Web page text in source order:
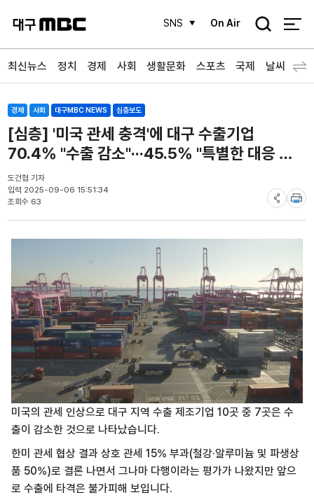
SNS On Air
검
최신뉴스 정치 경제 사회 생활문화 스포츠 국제 날씨
경제 사회 대구MBC NEWS 심층보도
[심층] '미국 관세 충격'에 대구 수출기업
70.4% "수출 감소"···45.5% "특별한 대응 전
략 없어"
도건협 기자
입력 2025-09-06 15:51:34
조회수 63
미국의 관세 인상으로 대구 지역 수출 제조기업 10곳 중 7곳은 수
출이 감소한 것으로 나타났습니다.
한미 관세 협상 결과 상호 관세 15% 부과(철강·알루미늄 및 파생상
품 50%)로 결론 나면서 그나마 다행이라는 평가가 나왔지만 앞으
로 수출에 타격은 불가피해 보입니다.